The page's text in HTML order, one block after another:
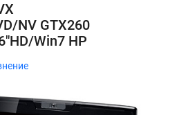
NV GTX260
Win7 HP